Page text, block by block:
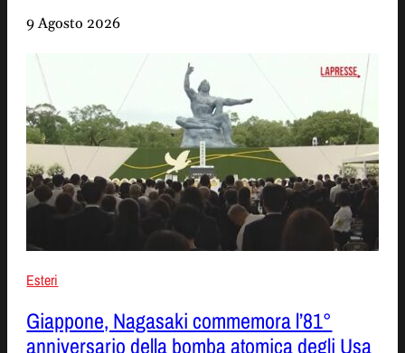
9 Agosto 2026
Esteri
Giappone, Nagasaki commemora l’81°
anniversario della bomba atomica degli Usa